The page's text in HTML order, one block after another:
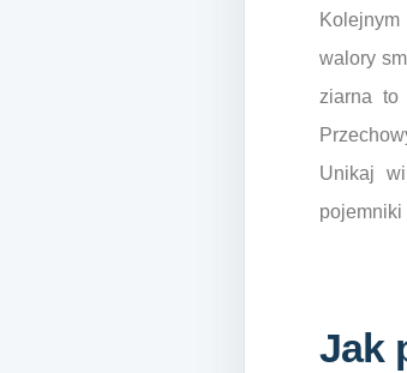
walory
ziarna to
Unikaj
pojemniki
Jak